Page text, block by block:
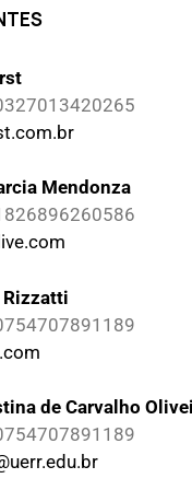
Mendonza
Rizzatti
de Carvalho